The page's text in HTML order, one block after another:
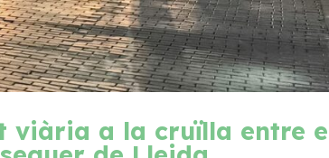
viària a la cruïlla entre